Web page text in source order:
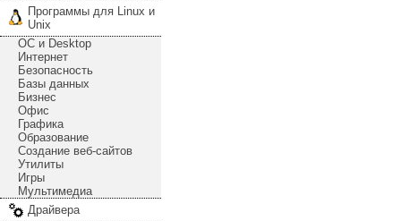
Программы для Linux и
Unix
ОС и Desktop
Интернет
Безопасность
Базы данных
Бизнес
Офис
Графика
Образование
Создание веб-сайтов
Утилиты
Игры
Мультимедиа
Драйвера